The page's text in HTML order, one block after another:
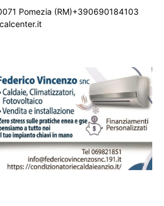
Pomezia (RM)+390690184103